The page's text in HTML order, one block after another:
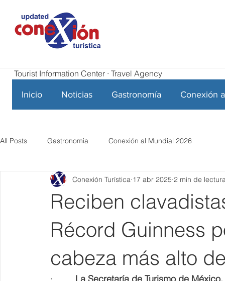
Tourist Information Center · Travel Agency
Inicio Noticias Gastronomía Conexión
All Posts Gastronomia Conexión al Mundial 2026
Reciben
Récord Guinness
cabeza más alto
Conexión Turística 17 abr 2025 2 min de